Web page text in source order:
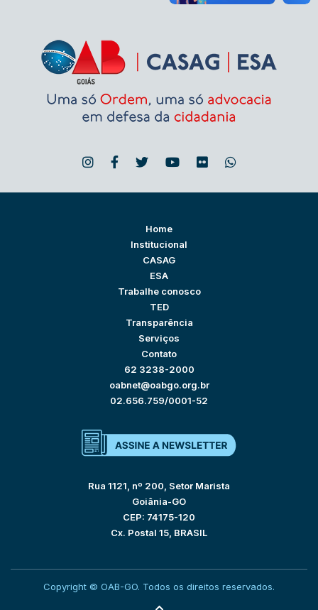
Home
Institucional
CASAG
ESA
Trabalhe conosco
TED
Transparência
Serviços
Contato
62 3238-2000
oabnet@oabgo.org.br
02.656.759/0001-52
Rua 1121, nº 200, Setor Marista
Goiânia-GO
CEP: 74175-120
Cx. Postal 15, BRASIL
Copyright © OAB-GO. Todos os direitos reservados.